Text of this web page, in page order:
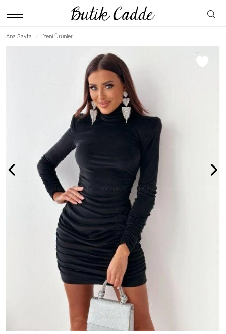
Ana Sayfa Yeni Ürünler